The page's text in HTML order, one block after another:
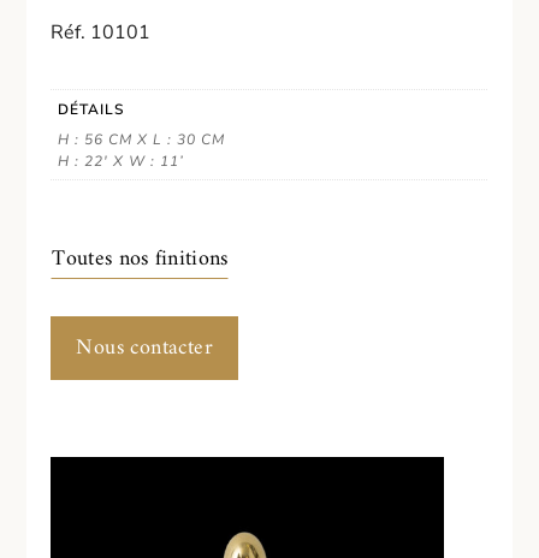
Réf. 10101
DÉTAILS
H : 56 CM X L : 30 CM
H : 22' X W : 11’
Toutes nos finitions
Nous contacter